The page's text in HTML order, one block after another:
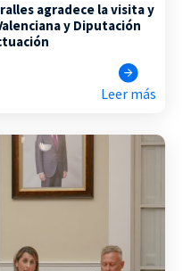
agradece la visita y
y Diputación
Leer más